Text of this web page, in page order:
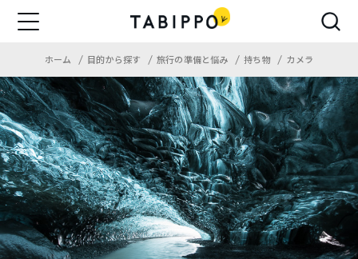
ホーム 目的から探す 旅行の準備と悩み 持ち物 カメラ